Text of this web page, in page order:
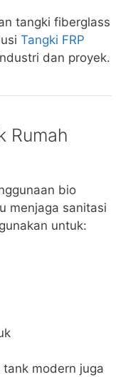
tangki fiberglass
Tangki FRP
dan proyek.
Rumah
bio
menjaga sanitasi
untuk:
modern juga